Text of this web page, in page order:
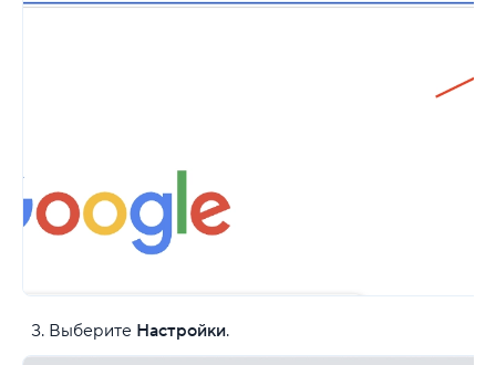
Выберите Настройки.